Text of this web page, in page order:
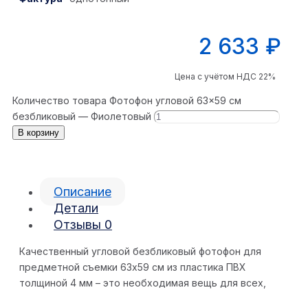
2 633 ₽
Цена с учётом НДС 22%
Количество товара Фотофон угловой 63×59 см
безбликовый — Фиолетовый
В корзину
Описание
Детали
Отзывы 0
Качественный угловой безбликовый фотофон для
предметной съемки 63х59 см из пластика ПВХ
толщиной 4 мм – это необходимая вещь для всех,